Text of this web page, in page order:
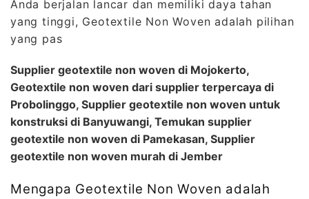
Anda berjalan lancar dan memiliki daya tahan
yang tinggi, Geotextile Non Woven adalah pilihan
yang pas
Supplier geotextile non woven di Mojokerto,
Geotextile non woven dari supplier terpercaya di
Probolinggo, Supplier geotextile non woven untuk
konstruksi di Banyuwangi, Temukan supplier
geotextile non woven di Pamekasan, Supplier
geotextile non woven murah di Jember
Mengapa Geotextile Non Woven adalah